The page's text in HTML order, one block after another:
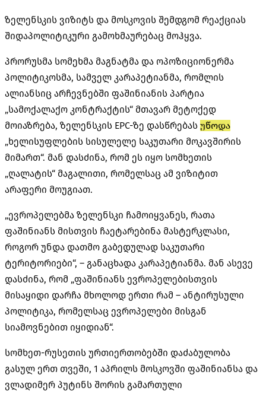
ზელენსკის ვიზიტს და მოსკოვის შემდგომ რეაქციას
შიდაპოლიტიკური გამოხმაურებაც მოჰყვა.
პრორუსმა სომეხმა მაგნატმა და ოპოზიციონერმა
პოლიტიკოსმა, სამველ კარაპეტიანმა, რომლის
ალიანსიც არჩევნებში ფაშინიანის პარტია
„სამოქალაქო კონტრაქტის“ მთავარ მეტოქედ
მოიაზრება, ზელენსკის EPC-ზე დასწრებას უწოდა
„ხელისუფლების სისულელე საკუთარი მოკავშირის
მიმართ“. მან დასძინა, რომ ეს იყო სომხეთის
„ღალატის“ მაგალითი, რომელსაც ამ ვიზიტით
არაფერი მოუგიათ.
„ევროპელებმა ზელენსკი ჩამოიყვანეს, რათა
ფაშინიანს მისთვის ჩაეტარებინა მასტერკლასი,
როგორ უნდა დათმო გაბედულად საკუთარი
ტერიტორიები“, – განაცხადა კარაპეტიანმა. მან ასევე
დასძინა, რომ „ფაშინიანს ევროპელებისთვის
მისაყიდი დარჩა მხოლოდ ერთი რამ – ანტირუსული
პოლიტიკა, რომელსაც ევროპელები მისგან
სიამოვნებით იყიდიან“.
სომხეთ-რუსეთის ურთიერთობებში დაძაბულობა
გასულ ერთ თვეში, 1 აპრილს მოსკოვში ფაშინიანსა და
ვლადიმერ პუტინს შორის გამართული